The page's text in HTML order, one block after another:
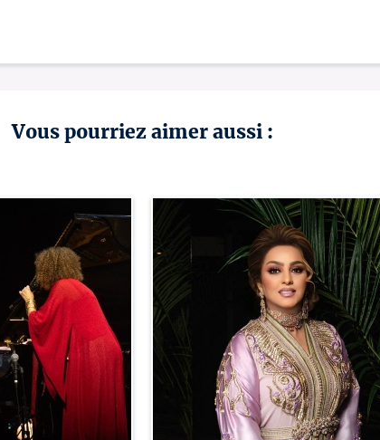
Vous pourriez aimer aussi :